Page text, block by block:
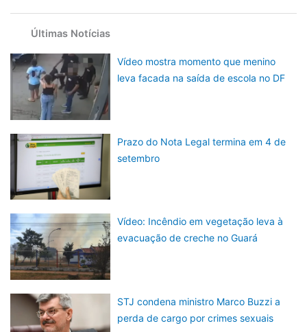
Últimas Notícias
Vídeo mostra momento que menino
leva facada na saída de escola no DF
Prazo do Nota Legal termina em 4 de
setembro
Vídeo: Incêndio em vegetação leva à
evacuação de creche no Guará
STJ condena ministro Marco Buzzi a
perda de cargo por crimes sexuais